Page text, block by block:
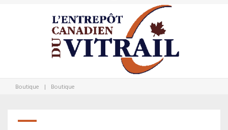
Boutique | Boutique